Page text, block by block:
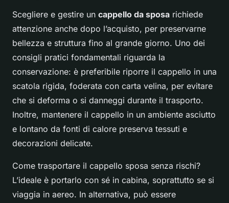
Scegliere e gestire un cappello da sposa richiede
attenzione anche dopo l’acquisto, per preservarne
bellezza e struttura fino al grande giorno. Uno dei
consigli pratici fondamentali riguarda la
conservazione: è preferibile riporre il cappello in una
scatola rigida, foderata con carta velina, per evitare
che si deforma o si danneggi durante il trasporto.
Inoltre, mantenere il cappello in un ambiente asciutto
e lontano da fonti di calore preserva tessuti e
decorazioni delicate.
Come trasportare il cappello sposa senza rischi?
L’ideale è portarlo con sé in cabina, soprattutto se si
viaggia in aereo. In alternativa, può essere